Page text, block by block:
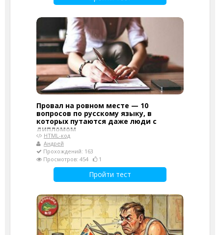
Провал на ровном месте — 10
вопросов по русскому языку, в
которых путаются даже люди с
дипломом
HTML-код
Андрей
Прохождений: 163
Просмотров: 454
1
Пройти тест